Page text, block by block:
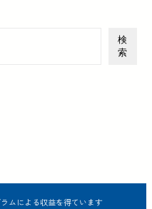
検
索
ムによる収益を得ています